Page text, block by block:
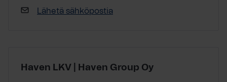
Lähetä sähköpostia
Haven LKV | Haven Group Oy